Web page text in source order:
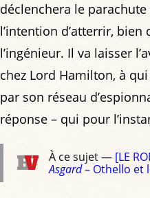
déclenchera le
l’intention d’atterrir, bien
l’ingénieur. Il va laisser
chez Lord Hamil­ton, à
par son réseau
réponse – qui pour
À ce sujet — [LE
Asgard– Othello et